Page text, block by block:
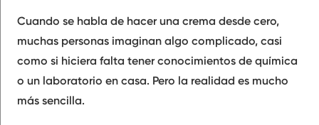
Cuando se habla de hacer una crema desde cero,
muchas personas imaginan algo complicado, casi
como si hiciera falta tener conocimientos de química
o un laboratorio en casa. Pero la realidad es mucho
más sencilla.